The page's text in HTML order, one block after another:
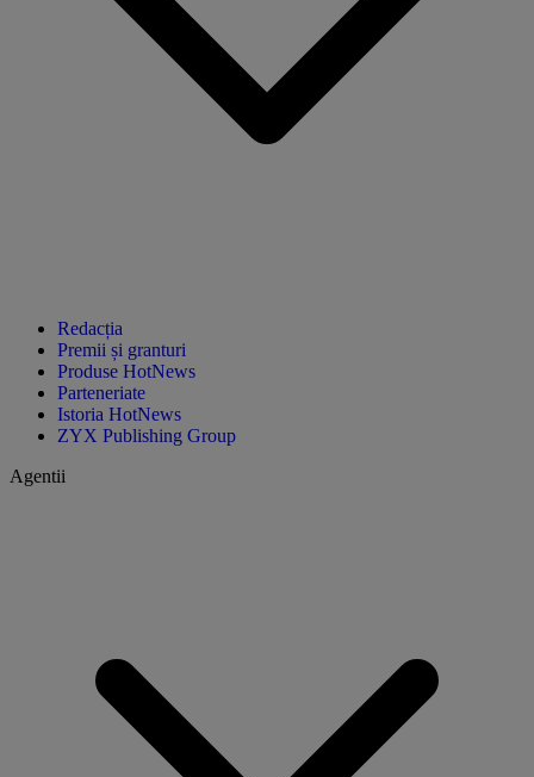
Redacția
Premii și granturi
Produse HotNews
Parteneriate
Istoria HotNews
ZYX Publishing Group
Agentii